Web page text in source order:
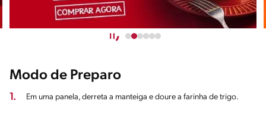
Modo de Preparo
1. Em uma panela, derreta a manteiga e doure a farinha de trigo.